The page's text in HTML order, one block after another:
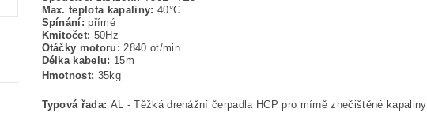
Max. teplota kapaliny: 40°C
Spínání:přímé
Kmitočet: 50Hz
Otáčky motoru:2840 ot/min
Délka kabelu: 15m
Hmotnost: 35kg
Typová řada: AL - Těžká drenážní čerpadla HCP pro mírně znečištěné kapaliny